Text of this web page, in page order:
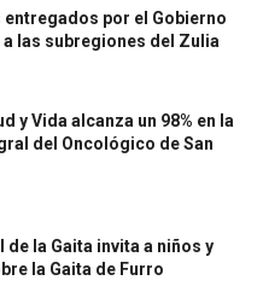
por el Gobierno
las subregiones del Zulia
y Vida alcanza un 98% en la
del Oncológico de San
de la Gaita invita a niños y
la Gaita de Furro